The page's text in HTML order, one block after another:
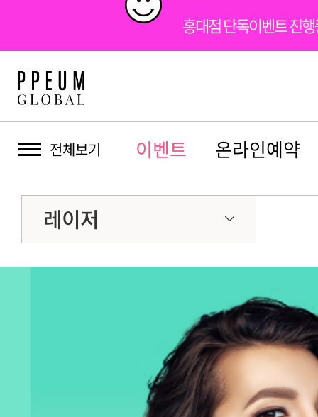
홍대점 단독이벤트 진
전체보기 이벤트 온라인예약
레이저